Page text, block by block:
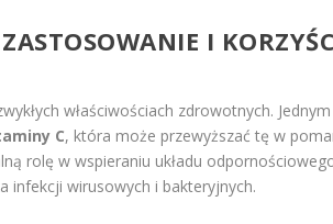
I
właściwościach zdrowotnych.
C, która może przewyższać tę w
rolę w wspieraniu układu
infekcji wirusowych i bakteryjnych.